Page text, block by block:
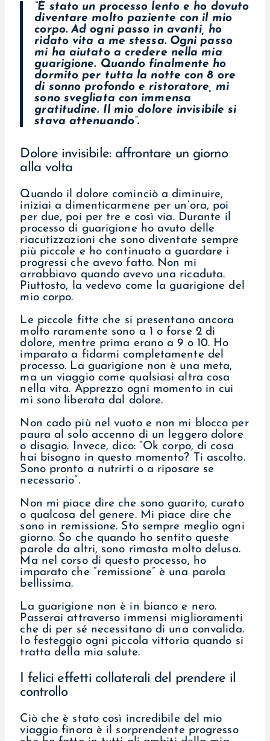
“È stato un processo lento e ho dovuto
diventare molto paziente con il mio
corpo. Ad ogni passo in avanti, ho
ridato vita a me stessa. Ogni passo
mi ha aiutato a credere nella mia
guarigione. Quando finalmente ho
dormito per tutta la notte con 8 ore
di sonno profondo e ristoratore, mi
sono svegliata con immensa
gratitudine. Il mio dolore invisibile si
stava attenuando”.
Dolore invisibile: affrontare un giorno
alla volta
Quando il dolore cominciò a diminuire,
iniziai a dimenticarmene per un’ora, poi
per due, poi per tre e così via. Durante il
processo di guarigione ho avuto delle
riacutizzazioni che sono diventate sempre
più piccole e ho continuato a guardare i
progressi che avevo fatto. Non mi
arrabbiavo quando avevo una ricaduta.
Piuttosto, la vedevo come la guarigione del
mio corpo.
Le piccole fitte che si presentano ancora
molto raramente sono a 1 o forse 2 di
dolore, mentre prima erano a 9 o 10. Ho
imparato a fidarmi completamente del
processo. La guarigione non è una meta,
ma un viaggio come qualsiasi altra cosa
nella vita. Apprezzo ogni momento in cui
mi sono liberata dal dolore.
Non cado più nel vuoto e non mi blocco per
paura al solo accenno di un leggero dolore
o disagio. Invece, dico: “Ok corpo, di cosa
hai bisogno in questo momento? Ti ascolto.
Sono pronto a nutrirti o a riposare se
necessario”.
Non mi piace dire che sono guarito, curato
o qualcosa del genere. Mi piace dire che
sono in remissione. Sto sempre meglio ogni
giorno. So che quando ho sentito queste
parole da altri, sono rimasta molto delusa.
Ma nel corso di questo processo, ho
imparato che “remissione” è una parola
bellissima.
La guarigione non è in bianco e nero.
Passerai attraverso immensi miglioramenti
che di per sé necessitano di una convalida.
Io festeggio ogni piccola vittoria quando si
tratta della mia salute.
I felici effetti collaterali del prendere il
controllo
Ciò che è stato così incredibile del mio
viaggio finora è il sorprendente progresso